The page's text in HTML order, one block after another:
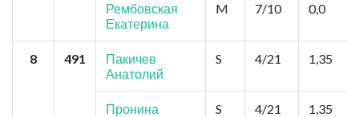
Рембовская
Екатерина
M 7/10 0,0
8 491
Пакичев
Анатолий
S 4/21 1,35
Пронина
S 4/21 1,35